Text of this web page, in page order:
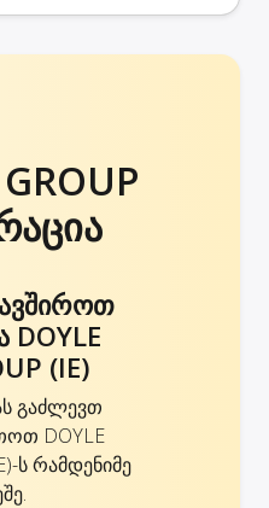
DOYLE
(IE)
გაძლევთ
DOYLE
ს რამდენიმე